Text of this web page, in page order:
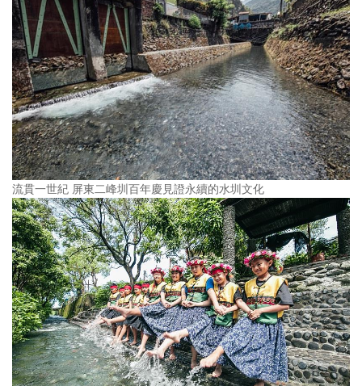
流貫一世紀 屏東二峰圳百年慶見證永續的水圳文化